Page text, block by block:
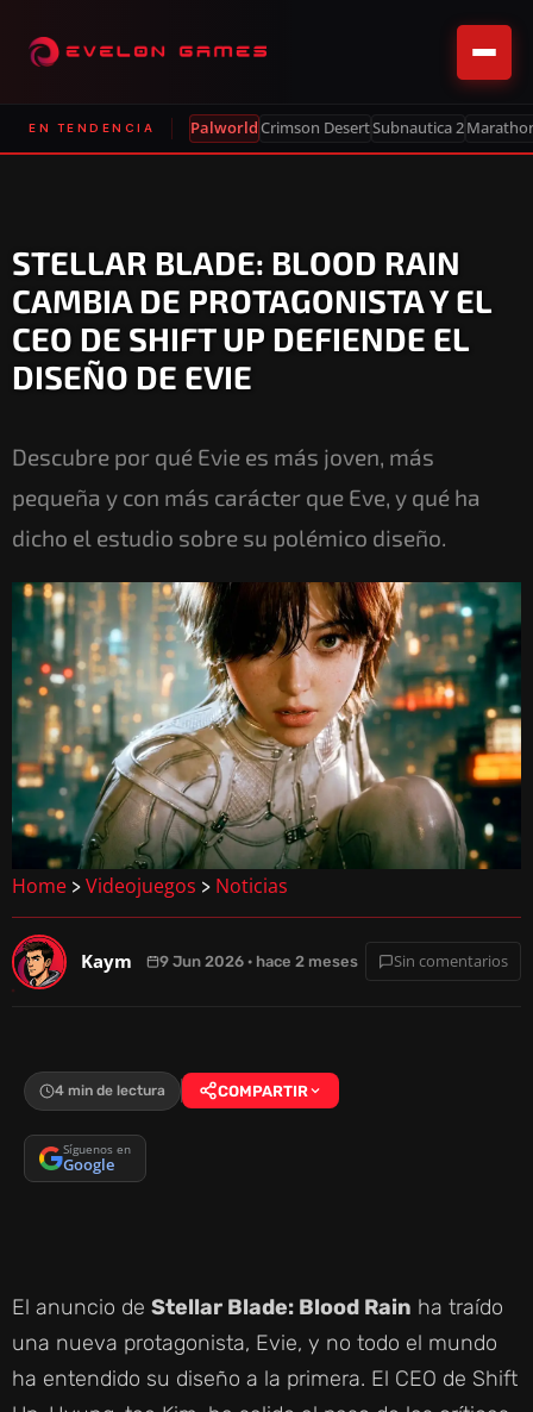
EN TENDENCIA PalworldCrimson DesertSubnautica 2
STELLAR BLADE: BLOOD RAIN
CAMBIA DE PROTAGONISTA Y EL
CEO DE SHIFT UP DEFIENDE EL
DISEÑO DE EVIE
Descubre por qué Evie es más joven, más
pequeña y con más carácter que Eve, y qué ha
dicho el estudio sobre su polémico diseño.
Home > Videojuegos > Noticias
Kaym 9 Jun 2026 · hace 2 meses Sin comentarios
4 min de lectura COMPARTIR
Síguenos en
Google
El anuncio de Stellar Blade: Blood Rain ha traído
una nueva protagonista, Evie, y no todo el mundo
ha entendido su diseño a la primera. El CEO de Shift